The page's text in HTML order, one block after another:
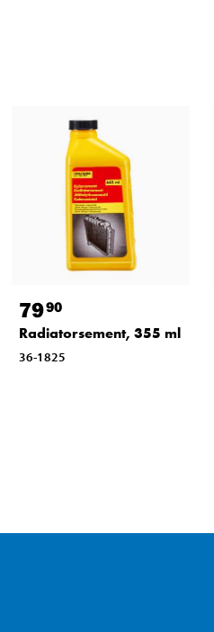
7990
Radiatorsement, 355 ml
36-1825